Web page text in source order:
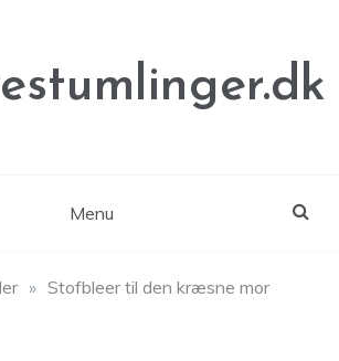
Menu
» Stofbleer til den kræsne mor